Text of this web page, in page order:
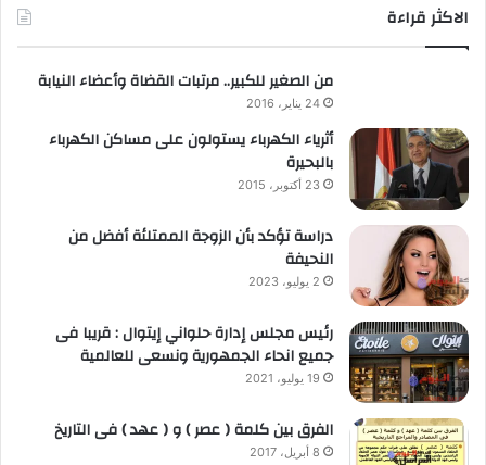
الاكثر قراءة
من الصغير للكبير.. مرتبات القضاة وأعضاء النيابة
24 يناير، 2016
أثرياء الكهرباء يستولون على مساكن الكهرباء
بالبحيرة
23 أكتوبر، 2015
دراسة تؤكد بأن الزوجة الممتلئة أفضل من
النحيفة
2 يوليو، 2023
رئيس مجلس إدارة حلواني إيتوال : قريبا فى
جميع انحاء الجمهورية ونسعى للعالمية
19 يوليو، 2021
الفرق بين كلمة ( عصر ) و ( عهد ) فى التاريخ
8 أبريل، 2017